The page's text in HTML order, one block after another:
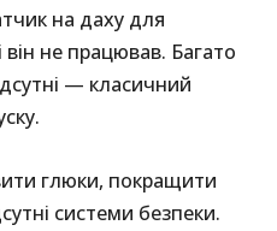
на даху для
він не працював. Багато
— класичний
глюки, покращити
системи безпеки.